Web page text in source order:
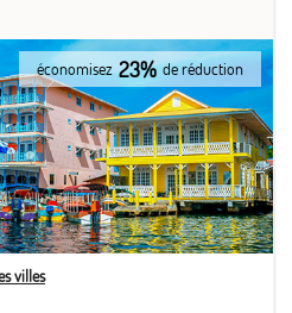
économisez 23% de réduction
villes